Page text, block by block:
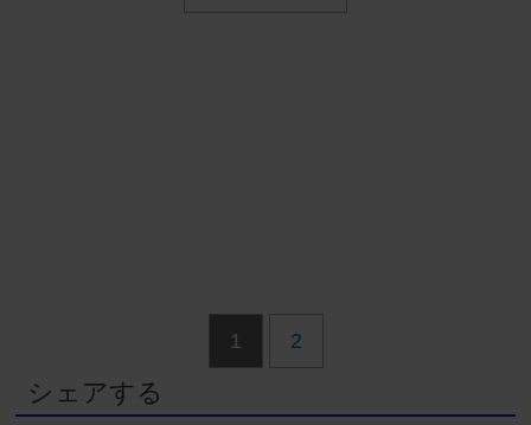
1 2
シェアする